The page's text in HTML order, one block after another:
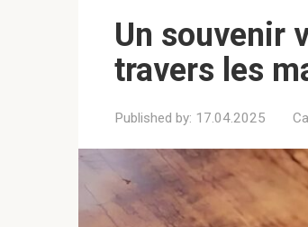
Un souvenir
travers les
Published by: 17.04.2025